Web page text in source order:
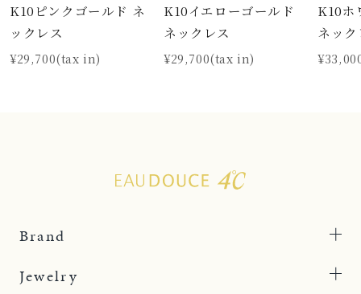
K10ピンクゴールド ネ
ックレス
¥29,700(tax in)
K10イエローゴールド
ネックレス
¥29,700(tax in)
K10ホ
ネッ
Brand
Jewelry